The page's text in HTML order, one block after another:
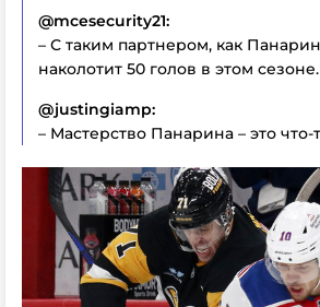
@mcesecurity21:
– С таким партнером, как
наколотит 50 голов в этом сезоне.
@justingiamp:
– Мастерство Панарина – это что-